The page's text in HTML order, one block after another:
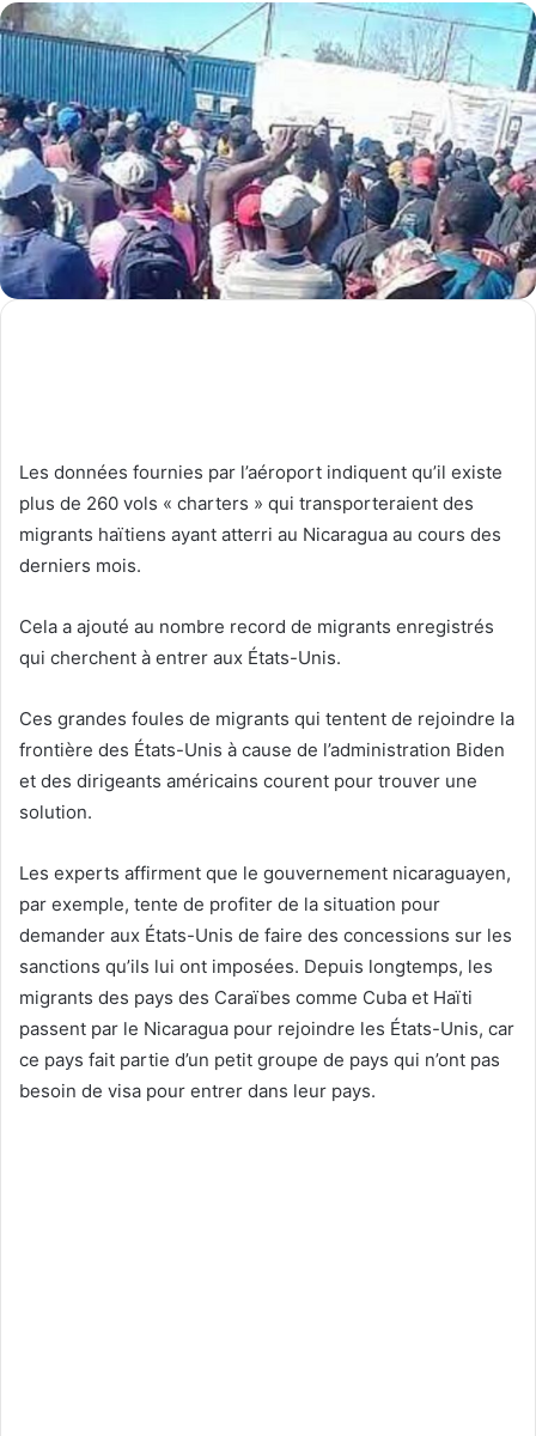
Les données fournies par l’aéroport indiquent qu’il existe
plus de 260 vols « charters » qui transporteraient des
migrants haïtiens ayant atterri au Nicaragua au cours des
derniers mois.
Cela a ajouté au nombre record de migrants enregistrés
qui cherchent à entrer aux États-Unis.
Ces grandes foules de migrants qui tentent de rejoindre la
frontière des États-Unis à cause de l’administration Biden
et des dirigeants américains courent pour trouver une
solution.
Les experts affirment que le gouvernement nicaraguayen,
par exemple, tente de profiter de la situation pour
demander aux États-Unis de faire des concessions sur les
sanctions qu’ils lui ont imposées. Depuis longtemps, les
migrants des pays des Caraïbes comme Cuba et Haïti
passent par le Nicaragua pour rejoindre les États-Unis, car
ce pays fait partie d’un petit groupe de pays qui n’ont pas
besoin de visa pour entrer dans leur pays.